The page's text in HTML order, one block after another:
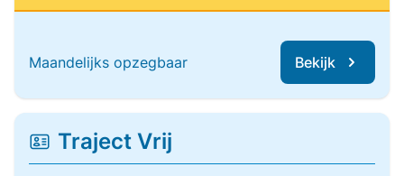
Maandelijks opzegbaar Bekijk
Traject Vrij